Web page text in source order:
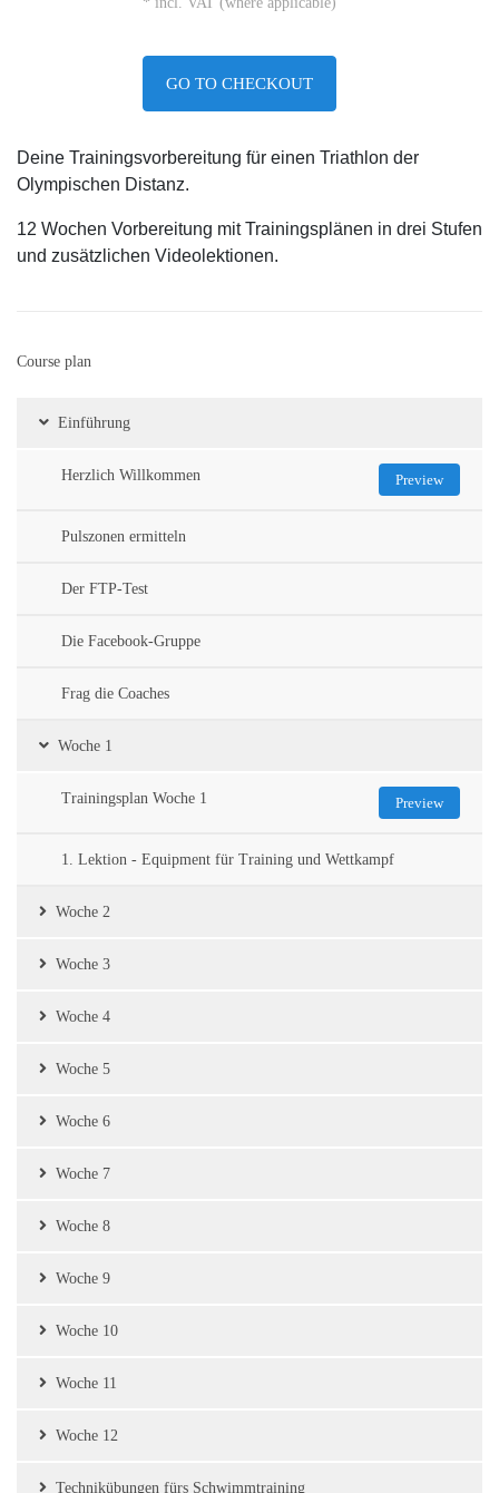
GO TO CHECKOUT
Deine Trainingsvorbereitung für einen Triathlon der
Olympischen Distanz.
12 Wochen Vorbereitung mit Trainingsplänen in drei Stufen
und zusätzlichen Videolektionen.
Course plan
Einführung
Herzlich Willkommen Preview
Pulszonen ermitteln
Der FTP-Test
Die Facebook-Gruppe
Frag die Coaches
Woche 1
Trainingsplan Woche 1 Preview
1. Lektion - Equipment für Training und Wettkampf
Woche 2
Woche 3
Woche 4
Woche 5
Woche 6
Woche 7
Woche 8
Woche 9
Woche 10
Woche 11
Woche 12
Technikübungen fürs Schwimmtraining